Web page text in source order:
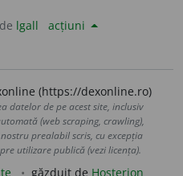
lgall acțiuni
(https://dexonline.ro)
datelor de pe acest site, inclusiv
(web scraping, crawling),
prealabil scris, cu excepția
utilizare publică (vezi licența).
găzduit de Hosterion